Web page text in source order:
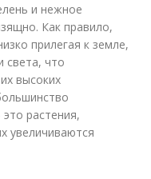
и нежное
Как правило,
прилегая к земле,
света, что
высоких
растения,
увеличиваются